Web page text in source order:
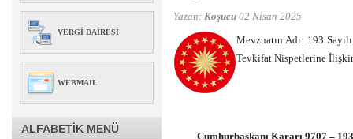
VERGI DAIRESI
WEBMAIL
ALFABETİK MENÜ
Yazan: Koşucu 02 Nisan 2025
Mevzuatın Adı: 193
Tevkifat Nispetlerine
Cumhurbaşkanı Kararı 9707 –